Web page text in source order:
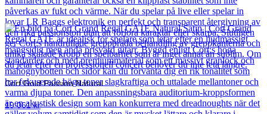
Cort Gold Passion Natural
19 061kr